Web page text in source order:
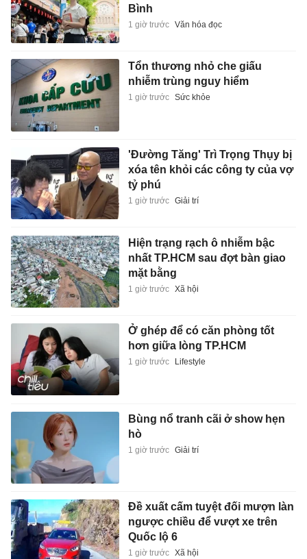
Bình
1 giờ trước Văn hóa đọc
Tổn thương nhỏ che giấu
nhiễm trùng nguy hiểm
1 giờ trước Sức khỏe
'Đường Tăng' Trì Trọng Thụy bị
xóa tên khỏi các công ty của vợ
tỷ phú
1 giờ trước Giải trí
Hiện trạng rạch ô nhiễm bậc
nhất TP.HCM sau đợt bàn giao
mặt bằng
1 giờ trước Xã hội
Ở ghép để có căn phòng tốt
hơn giữa lòng TP.HCM
1 giờ trước Lifestyle
Bùng nổ tranh cãi ở show hẹn
hò
1 giờ trước Giải trí
Đề xuất cấm tuyệt đối mượn làn
ngược chiều để vượt xe trên
Quốc lộ 6
1 giờ trước Xã hội